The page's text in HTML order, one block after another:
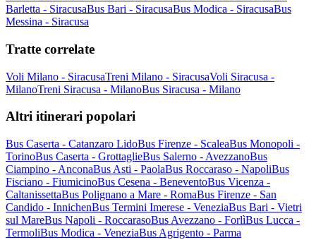
Barletta - SiracusaBus Bari - SiracusaBus Modica - SiracusaBus
Messina - Siracusa
Tratte correlate
Voli Milano - SiracusaTreni Milano - SiracusaVoli Siracusa -
MilanoTreni Siracusa - MilanoBus Siracusa - Milano
Altri itinerari popolari
Bus Caserta - Catanzaro LidoBus Firenze - ScaleaBus Monopoli -
TorinoBus Caserta - GrottaglieBus Salerno - AvezzanoBus
Ciampino - AnconaBus Asti - PaolaBus Roccaraso - NapoliBus
Fisciano - FiumicinoBus Cesena - BeneventoBus Vicenza -
CaltanissettaBus Polignano a Mare - RomaBus Firenze - San
Candido - InnichenBus Termini Imerese - VeneziaBus Bari - Vietri
sul MareBus Napoli - RoccarasoBus Avezzano - ForlìBus Lucca -
TermoliBus Modica - VeneziaBus Agrigento - Parma